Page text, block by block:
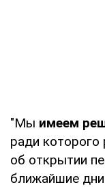
"Мы имеем
ради которого
об открытии
ближайшие